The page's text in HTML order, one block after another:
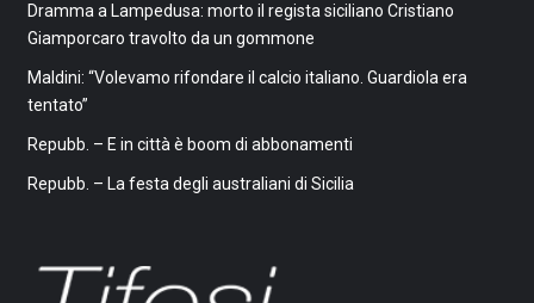
Dramma a Lampedusa: morto il regista siciliano Cristiano
Giamporcaro travolto da un gommone
Maldini: “Volevamo rifondare il calcio italiano. Guardiola era
tentato”
Repubb. – E in città è boom di abbonamenti
Repubb. – La festa degli australiani di Sicilia